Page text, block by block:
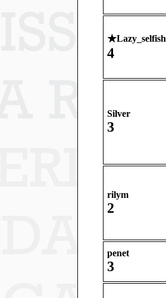
★Lazy_selfish
4
Silver
3
rilym
2
penet
3